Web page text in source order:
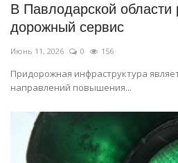
В Павлодарской области
дорожный сервис
Июнь 11, 2026 0 156
Придорожная инфраструктура
направлений повышения...